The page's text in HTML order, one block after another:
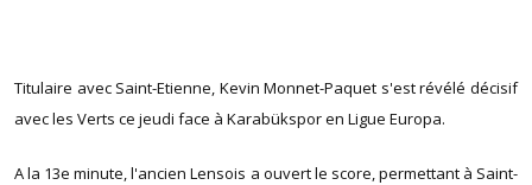
Titulaire avec Saint-Etienne, Kevin Monnet-Paquet s'est révélé décisif
avec les Verts ce jeudi face à Karabükspor en Ligue Europa.
A la 13e minute, l'ancien Lensois a ouvert le score, permettant à Saint-